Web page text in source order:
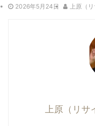
2026年5月24日 上原（
上原（リサ